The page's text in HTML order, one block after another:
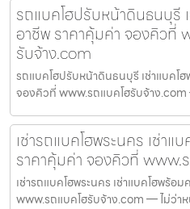
รถแบคโฮปรับหน้าดินธนบุรี
อาชีพ ราคาคุ้มค่า จองคิวที่
รับจ้าง.com
รถแบคโฮปรับหน้าดินธนบุรี เช่าแบคโ
จองคิวที่ www.รถแบคโฮรับจ้าง
เช่ารถแบคโฮพระนคร เช่า
ราคาคุ้มค่า จองคิวที่ www.
เช่ารถแบคโฮพระนคร เช่าแบคโฮพร้
www.รถแบคโฮรับจ้าง.com — ไม่ว่า